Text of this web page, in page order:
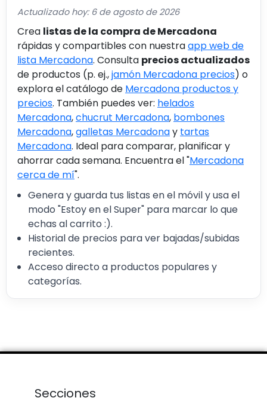
Actualizado hoy: 6 de agosto de 2026
Crea listas de la compra de Mercadona
rápidas y compartibles con nuestraapp web de
lista Mercadona. Consulta precios actualizados
de productos (p. ej.,jamón Mercadona precios) o
explora el catálogo de Mercadona productos y
precios. También puedes ver: helados
Mercadona,chucrut Mercadona, bombones
Mercadona,galletas Mercadonay tartas
Mercadona. Ideal para comparar, planificar y
ahorrar cada semana. Encuentra el "Mercadona
cerca de mí".
Genera y guarda tus listas en el móvil y usa el
modo "Estoy en el Super" para marcar lo que
echas al carrito :).
Historial de precios para ver bajadas/subidas
recientes.
Acceso directo a productos populares y
categorías.
Secciones